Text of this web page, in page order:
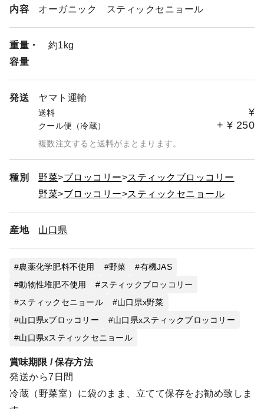
内容 オーガニック スティックセニョール
重量・
容量
約1kg
発送 ヤマト運輸
送料 ¥
クール便（冷蔵） + ¥ 250
複数注文すると送料がまとまります。
種別 野菜 ブロッコリー
スティックブロッコリー
野菜
ブロッコリー スティックセニョール
産地 山口県
農薬化学肥料不使用 野菜
有機JAS
動物性堆肥不使用
スティックブロッコリー
スティックセニョール
山口県x野菜
山口県xブロッコリー
山口県xスティックブロッコリー
山口県xスティックセニョール
賞味期限 / 保存方法
発送から7日間
冷蔵（野菜室）に袋のまま、立てて保存をお勧め致しま